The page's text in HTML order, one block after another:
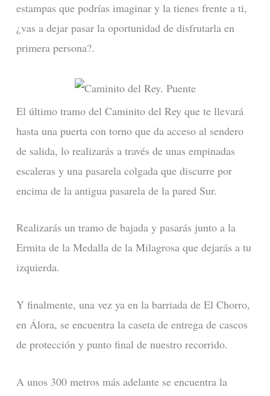
estampas que podrías imaginar y la tienes frente a ti,
¿vas a dejar pasar la oportunidad de disfrutarla en
primera persona?.
El último tramo del Caminito del Rey que te llevará
hasta una puerta con torno que da acceso al sendero
de salida, lo realizarás a través de unas empinadas
escaleras y una pasarela colgada que discurre por
encima de la antigua pasarela de la pared Sur.
Realizarás un tramo de bajada y pasarás junto a la
Ermita de la Medalla de la Milagrosa que dejarás a tu
izquierda.
Y finalmente, una vez ya en la barriada de El Chorro,
en Álora, se encuentra la caseta de entrega de cascos
de protección y punto final de nuestro recorrido.
A unos 300 metros más adelante se encuentra la